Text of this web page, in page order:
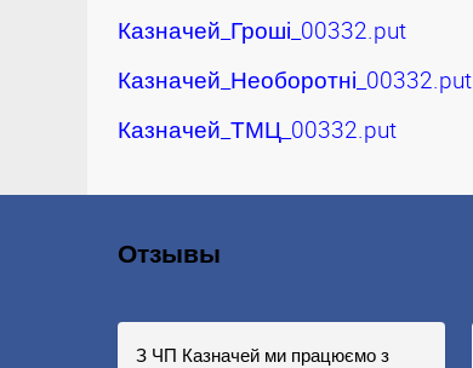
Казначей_Гроші_00332.put
Казначей_Необоротні_00332.put
Казначей_ТМЦ_00332.put
Отзывы
З ЧП Казначей ми працюємо з